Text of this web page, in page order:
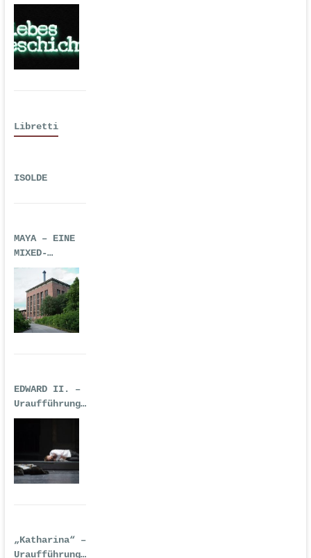
| Erstausgabe
2016 als
Hörspiel
Libretti
ISOLDE
MAYA – EINE
MIXED-
REALITY-
TECHNO-OPER
EDWARD II. –
Uraufführung
| Premiere:
Deutsche Oper
Berlin
„Katharina“ –
Uraufführung